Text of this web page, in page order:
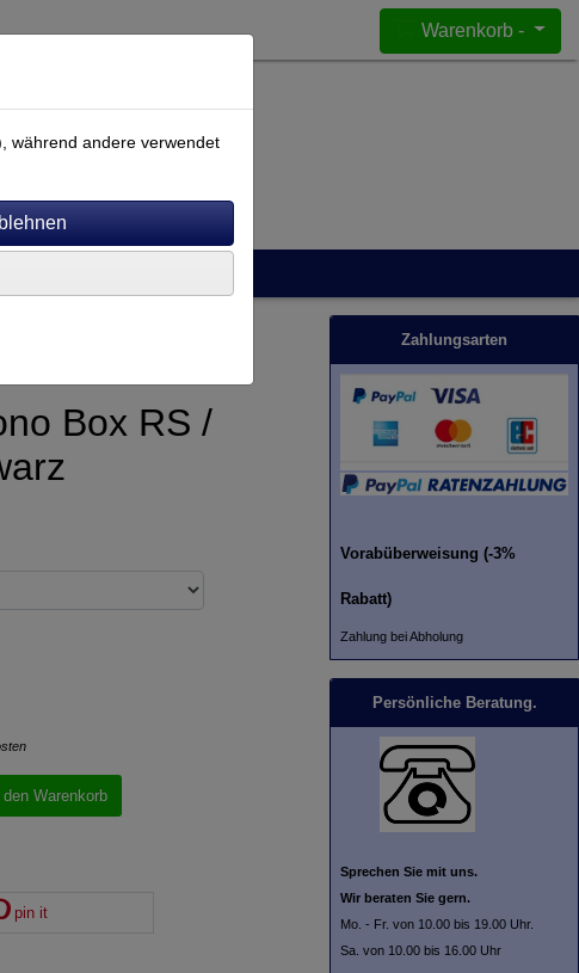
Warenkorb -
Box RS /
den Warenkorb
pin it
Zahlungsarten
Vorabüberweisung (-3%
Rabatt)
Zahlung bei Abholung
Persönliche Beratung.
Sprechen Sie mit uns.
Wir beraten Sie gern.
Mo. - Fr. von 10.00 bis 19.00 Uhr.
Sa. von 10.00 bis 16.00 Uhr
während andere verwendet